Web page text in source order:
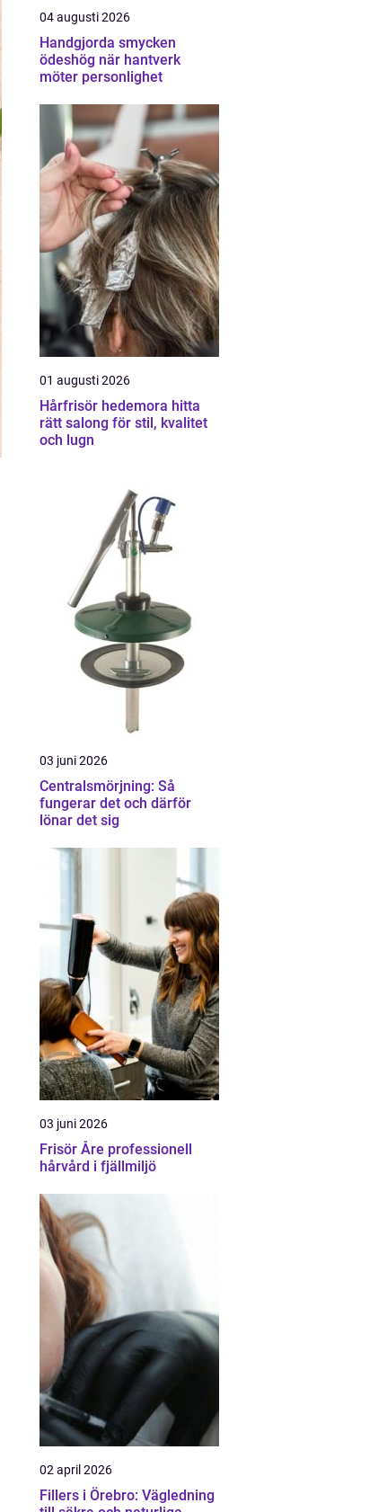
04 augusti 2026
Handgjorda smycken
ödeshög när hantverk
möter personlighet
01 augusti 2026
Hårfrisör hedemora hitta
rätt salong för stil, kvalitet
och lugn
03 juni 2026
Centralsmörjning: Så
fungerar det och därför
lönar det sig
03 juni 2026
Frisör Åre professionell
hårvård i fjällmiljö
02 april 2026
Fillers i Örebro: Vägledning